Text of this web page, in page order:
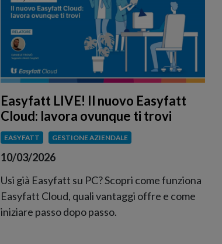
Easyfatt LIVE! Il nuovo Easyfatt
Cloud: lavora ovunque ti trovi
EASYFATT GESTIONE AZIENDALE
10/03/2026
Usi già Easyfatt su PC? Scopri come funziona
Easyfatt Cloud, quali vantaggi offre e come
iniziare passo dopo passo.